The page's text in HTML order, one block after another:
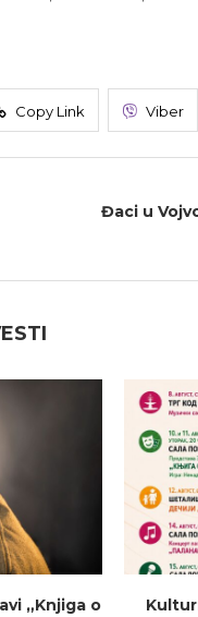
Copy Link Viber
Đaci u
„Knjiga o